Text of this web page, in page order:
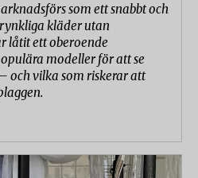
som ett snabbt och
kläder utan
låtit ett oberoende
modeller för att se
och vilka som riskerar att